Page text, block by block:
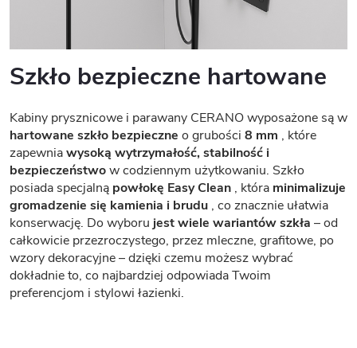
Szkło bezpieczne hartowane
Kabiny prysznicowe i parawany CERANO wyposażone są w
hartowane szkło bezpieczne o grubości 8 mm , które
zapewniawysoką wytrzymałość, stabilność i
bezpieczeństwow codziennym użytkowaniu. Szkło
posiada specjalną powłokę Easy Clean , która minimalizuje
gromadzenie się kamienia i brudu , co znacznie ułatwia
konserwację. Do wyboru jest wiele wariantów szkła – od
całkowicie przezroczystego, przez mleczne, grafitowe, po
wzory dekoracyjne – dzięki czemu możesz wybrać
dokładnie to, co najbardziej odpowiada Twoim
preferencjom i stylowi łazienki.